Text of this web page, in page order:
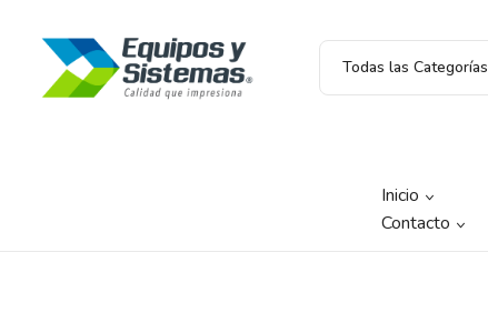
Todas las Categorías
Inicio
Contacto